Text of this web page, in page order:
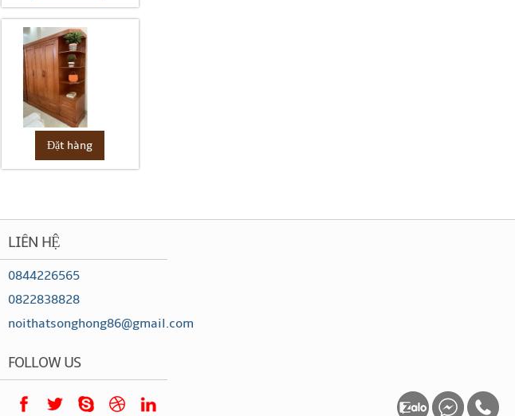
Đặt hàng
LIÊN HỆ
0844226565
0822838828
noithatsonghong86@gmail.com
FOLLOW US